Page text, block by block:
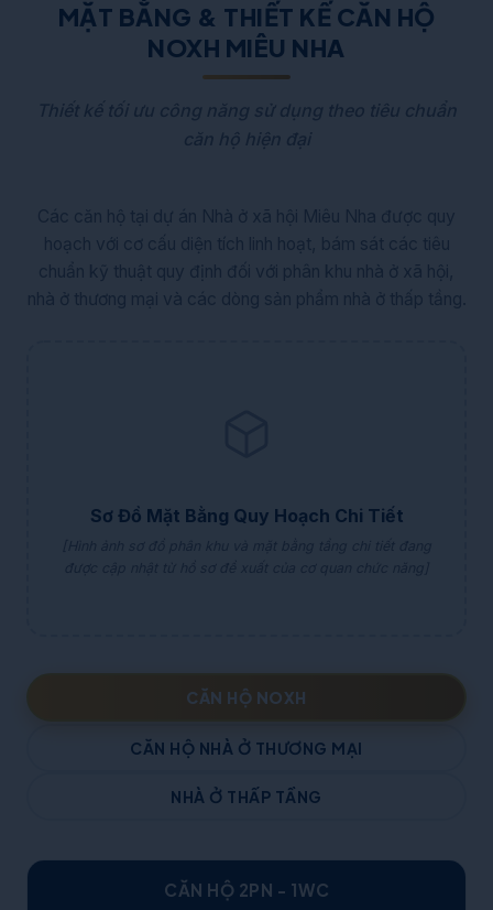
MẶT BẰNG & THIẾT KẾ CĂN HỘ
NOXH MIÊU NHA
Sơ Đồ Mặt Bằng Quy Hoạch Chi Tiết
CĂN HỘ NOXH
CĂN HỘ NHÀ Ở THƯƠNG MẠI
NHÀ Ở THẤP TẦNG
CĂN HỘ 2PN - 1WC